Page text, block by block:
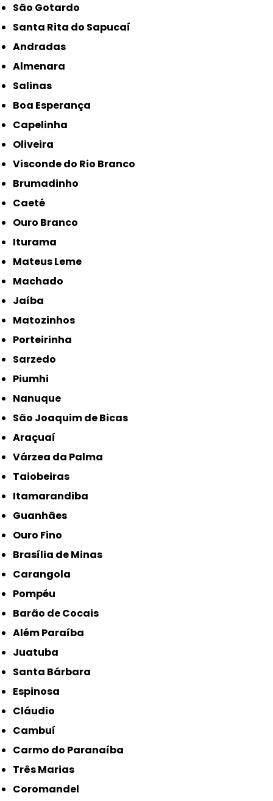
São Gotardo
Santa Rita do Sapucaí
Andradas
Almenara
Salinas
Boa Esperança
Capelinha
Oliveira
Visconde do Rio Branco
Brumadinho
Caeté
Ouro Branco
Iturama
Mateus Leme
Machado
Jaíba
Matozinhos
Porteirinha
Sarzedo
Piumhi
Nanuque
São Joaquim de Bicas
Araçuaí
Várzea da Palma
Taiobeiras
Itamarandiba
Guanhães
Ouro Fino
Brasília de Minas
Carangola
Pompéu
Barão de Cocais
Além Paraíba
Juatuba
Santa Bárbara
Espinosa
Cláudio
Cambuí
Carmo do Paranaíba
Três Marias
Coromandel